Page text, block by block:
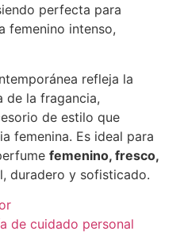
perfecta para
femenino intenso,
refleja la
de la fragancia,
de estilo que
femenina. Es ideal para
femenino, fresco,
duradero y sofisticado.
de cuidado personal